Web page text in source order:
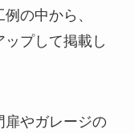
の中から、
プして掲載し
扉やガレージの